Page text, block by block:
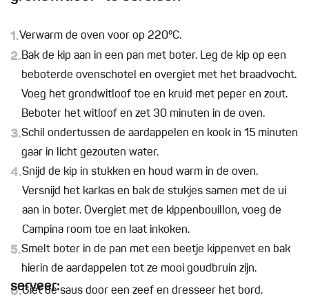
1.Verwarm de oven voor op 220°C.
2.Bak de kip aan in een pan met boter. Leg de kip op een
beboterde ovenschotel en overgiet met het braadvocht.
Voeg het grondwitloof toe en kruid met peper en zout.
Beboter het witloof en zet 30 minuten in de oven.
3.Schil ondertussen de aardappelen en kook in 15 minuten
gaar in licht gezouten water.
4.Snijd de kip in stukken en houd warm in de oven.
Versnijd het karkas en bak de stukjes samen met de ui
aan in boter. Overgiet met de kippenbouillon, voeg de
Campina room toe en laat inkoken.
5.Smelt boter in de pan met een beetje kippenvet en bak
hierin de aardappelen tot ze mooi goudbruin zijn.
serveer:
6.Giet de saus door een zeef en dresseer het bord.